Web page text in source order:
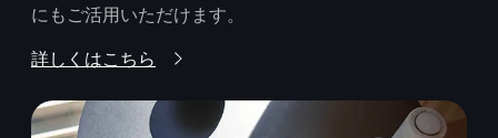
にもご活用いただけます。
詳しくはこちら